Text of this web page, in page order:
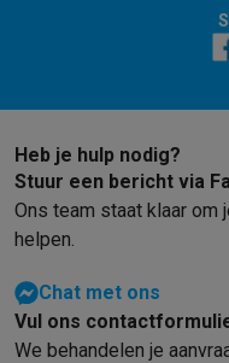
Heb je hulp nodig?
Stuur een bericht via
Ons team staat klaar
helpen.
Chat met ons
Vul ons
We behandelen je